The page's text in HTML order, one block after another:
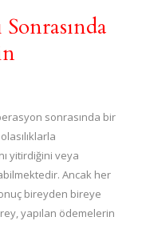
sonrasında bir
yitirdiğini veya
Ancak her
bireyden bireye
yapılan ödemelerin